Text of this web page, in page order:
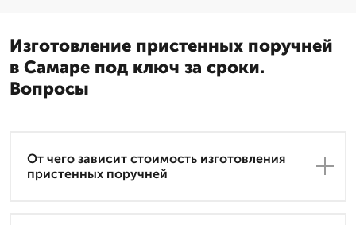
Изготовление пристенных поручней
в Самаре под ключ за сроки.
Вопросы
От чего зависит стоимость изготовления
пристенных поручней